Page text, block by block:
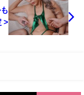
>